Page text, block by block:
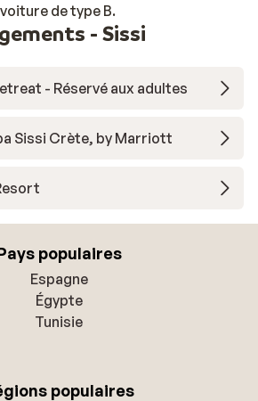
de type B.
- Sissi
- Réservé aux adultes
Sissi Crète, by Marriott
populaires
Espagne
Égypte
Tunisie
populaires